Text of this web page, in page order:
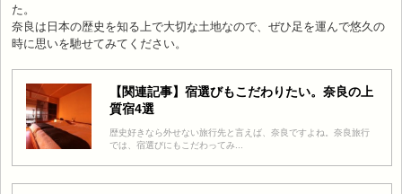
た。
奈良は日本の歴史を知る上で大切な土地なので、ぜひ足を運んで悠久の
時に思いを馳せてみてください。
【関連記事】宿選びもこだわりたい。奈良の上
質宿4選
歴史好きなら外せない旅行先と言えば、奈良ですよね。奈良旅行
では、宿選びにもこだわってみ...